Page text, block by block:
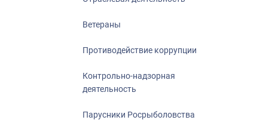
Ветераны
Противодействие коррупции
Контрольно-надзорная
деятельность
Парусники Росрыболовства